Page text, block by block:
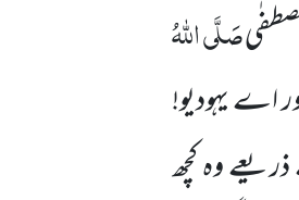
صَلَّی اللہُ
اے یہودیو!
وہ کچھ